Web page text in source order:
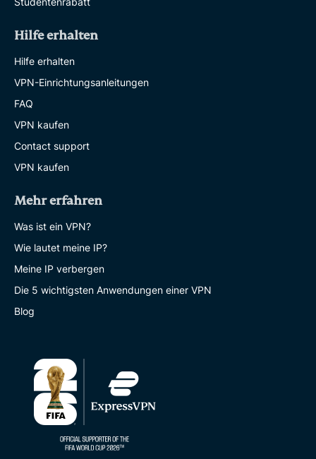
Hilfe erhalten
Hilfe erhalten
VPN-Einrichtungsanleitungen
FAQ
VPN kaufen
Contact support
VPN kaufen
Mehr erfahren
Was ist ein VPN?
Wie lautet meine IP?
Meine IP verbergen
Die 5 wichtigsten Anwendungen einer VPN
Blog